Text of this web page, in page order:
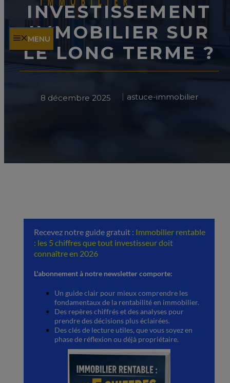
MENU
INVESTISSEMENT
IMMOBILIER SUR
LE LONG TERME ?
8 décembre 2025 astuce-immobilier